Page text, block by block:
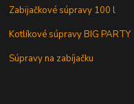
Zabijačkové súpravy 100 l
Kotlíkové súpravy BIG PARTY
Súpravy na zabíjačku